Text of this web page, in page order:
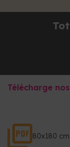
Télécharge
80x180 cm